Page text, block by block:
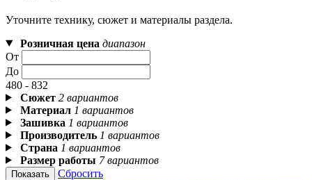
Уточните технику, сюжет и материалы раздела.
Розничная цена диапазон
От
До
480 - 832
Сюжет 2 вариантов
Материал 1 вариантов
Зашивка 1 вариантов
Производитель 1 вариантов
Страна 1 вариантов
Размер работы 7 вариантов
Показать Сбросить